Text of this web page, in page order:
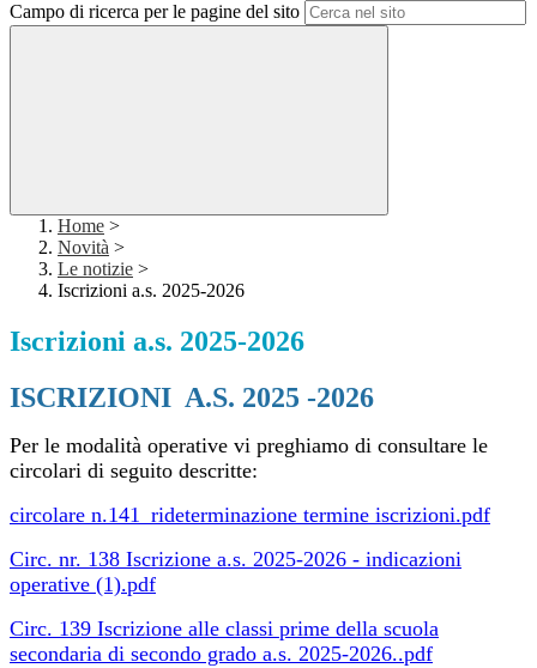
Campo di ricerca per le pagine del sito
Home >
Novità >
Le notizie >
Iscrizioni a.s. 2025-2026
Iscrizioni a.s. 2025-2026
ISCRIZIONI A.S. 2025 -2026
Per le modalità operative vi preghiamo di consultare le
circolari di seguito descritte:
circolare n.141_rideterminazione termine iscrizioni.pdf
Circ. nr. 138 Iscrizione a.s. 2025-2026 - indicazioni
operative (1).pdf
Circ. 139 Iscrizione alle classi prime della scuola
secondaria di secondo grado a.s. 2025-2026..pdf